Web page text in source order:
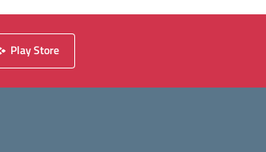
Play Store